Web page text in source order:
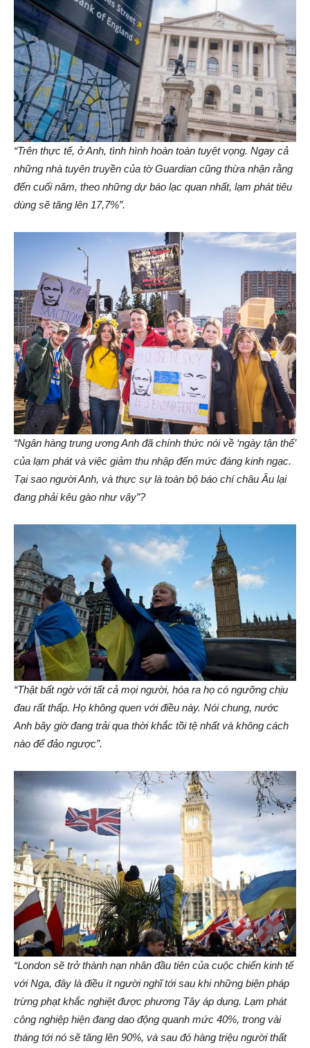
“Trên thực tế, ở Anh, tình hình hoàn toàn tuyệt vọng. Ngay cả
những nhà tuyên truyền của tờ Guardian cũng thừa nhận rằng
đến cuối năm, theo những dự báo lạc quan nhất, lạm phát tiêu
dùng sẽ tăng lên 17,7%”.
“Ngân hàng trung ương Anh đã chính thức nói về ‘ngày tận thế’
của lạm phát và việc giảm thu nhập đến mức đáng kinh ngạc.
Tại sao người Anh, và thực sự là toàn bộ báo chí châu Âu lại
đang phải kêu gào như vậy”?
“Thật bất ngờ với tất cả mọi người, hóa ra họ có ngưỡng chịu
đau rất thấp. Họ không quen với điều này. Nói chung, nước
Anh bây giờ đang trải qua thời khắc tồi tệ nhất và không cách
nào để đảo ngược”.
“London sẽ trở thành nạn nhân đầu tiên của cuộc chiến kinh tế
với Nga, đây là điều ít người nghĩ tới sau khi những biện pháp
trừng phạt khắc nghiệt được phương Tây áp dụng. Lạm phát
công nghiệp hiện đang dao động quanh mức 40%, trong vài
tháng tới nó sẽ tăng lên 90%, và sau đó hàng triệu người thất